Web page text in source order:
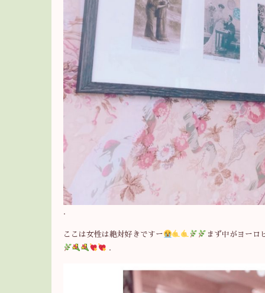
ここは女性は絶対好きですー
まず中がヨーロ
.